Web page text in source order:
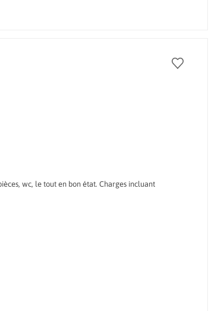
wc, le tout en bon état. Charges incluant